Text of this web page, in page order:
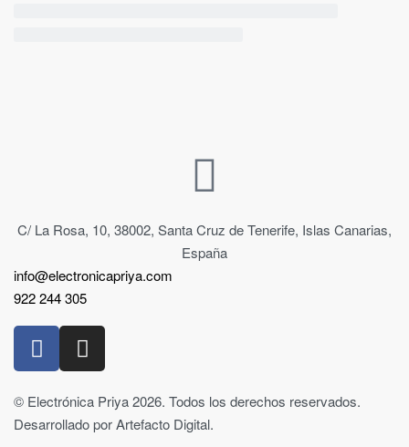
C/ La Rosa, 10, 38002, Santa Cruz de Tenerife, Islas Canarias,
España
info@electronicapriya.com
922 244 305
© Electrónica Priya 2026. Todos los derechos reservados.
Desarrollado por Artefacto Digital.